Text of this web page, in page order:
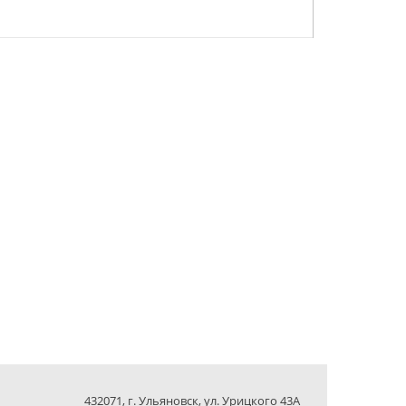
432071, г. Ульяновск, ул. Урицкого 43А